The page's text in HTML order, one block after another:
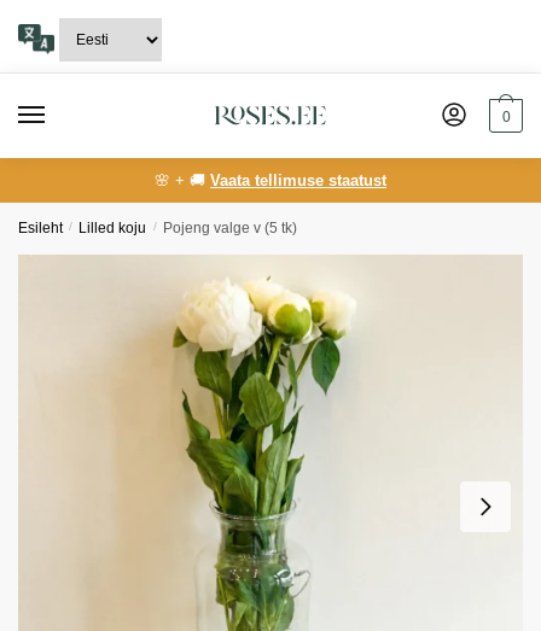
navigation
content
0
🌸 + 🚚 Vaata tellimuse staatust
Esileht / Lilled koju / Pojeng valge v (5 tk)